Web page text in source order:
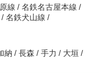
線 / 名鉄名古屋本線 /
/ 名鉄犬山線 /
納 / 長森 / 手力 / 大垣 /